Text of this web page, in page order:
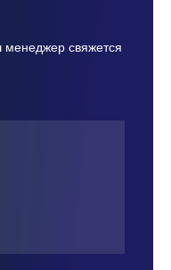
менеджер свяжется